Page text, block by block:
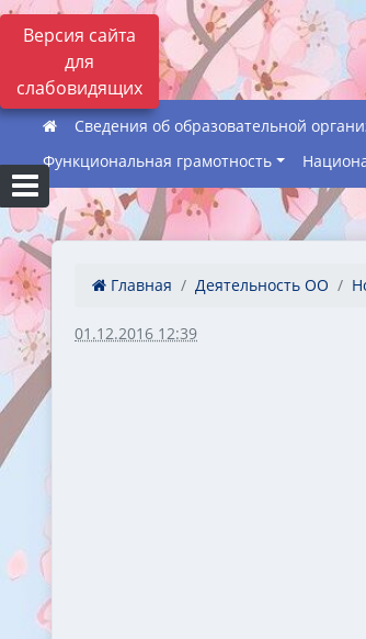
Версия сайта
для
слабовидящих
Сведения об образовательной
Функциональная грамотность
Главная Деятельность ОО
01.12.2016 12:39